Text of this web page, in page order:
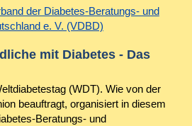
der Diabetes-Beratungs- und
e. V. (VDBD)
mit Diabetes - Das
(WDT). Wie von der
beauftragt, organisiert in diesem
Beratungs- und